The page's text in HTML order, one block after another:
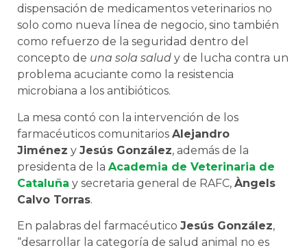
dispensación de medicamentos veterinarios no
solo como nueva línea de negocio, sino también
como refuerzo de la seguridad dentro del
concepto de una sola salud y de lucha contra un
problema acuciante como la resistencia
microbiana a los antibióticos.
La mesa contó con la intervención de los
farmacéuticos comunitarios Alejandro
Jiménez y Jesús González, además de la
presidenta de la Academia de Veterinaria de
Cataluña y secretaria general de RAFC, Àngels
Calvo Torras.
En palabras del farmacéutico Jesús González,
“desarrollar la categoría de salud animal no es